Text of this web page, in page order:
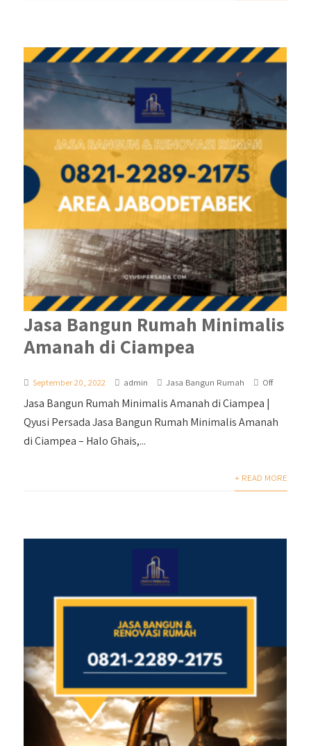
Jasa Bangun Rumah Minimalis
Amanah di Ciampea
September 20, 2022 admin Jasa Bangun Rumah Off
Jasa Bangun Rumah Minimalis Amanah di Ciampea |
Qyusi Persada Jasa Bangun Rumah Minimalis Amanah
di Ciampea – Halo Ghais,...
+ READ MORE